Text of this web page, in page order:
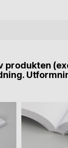
produkten